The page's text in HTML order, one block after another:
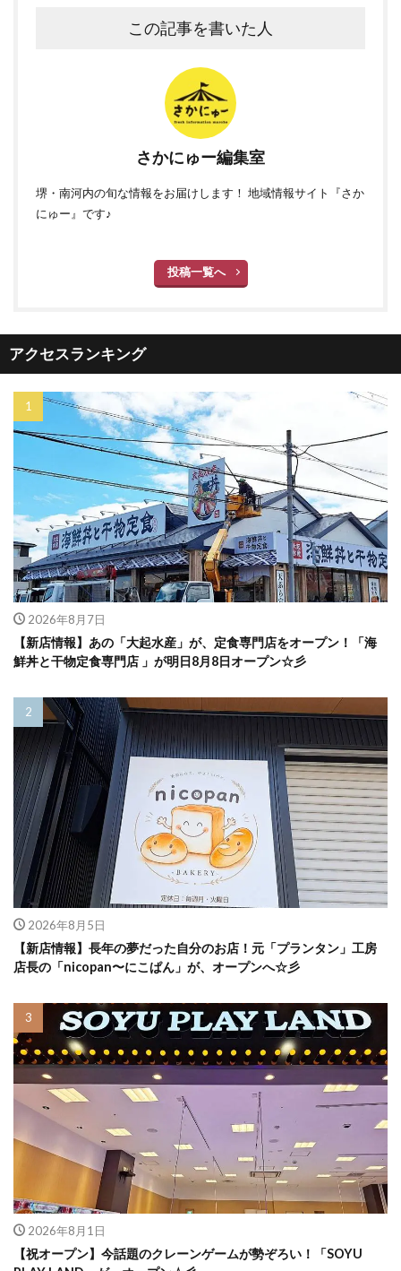
この記事を書いた人
さかにゅー編集室
堺・南河内の旬な情報をお届けします！ 地域情報サイト『さか
にゅー』です♪
投稿一覧へ
アクセスランキング
2026年8月7日
【新店情報】あの「大起水産」が、定食専門店をオープン！「海
鮮丼と干物定食専門店 」が明日8月8日オープン☆彡
2026年8月5日
【新店情報】長年の夢だった自分のお店！元「プランタン」工房
店長の「nicopan〜にこぱん」が、オープンへ☆彡
2026年8月1日
【祝オープン】今話題のクレーンゲームが勢ぞろい！「SOYU